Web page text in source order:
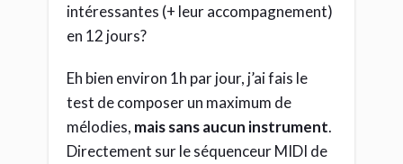
intéressantes (+ leur accompagnement)
en 12 jours?
Eh bien environ 1h par jour, j’ai fais le
test de composer un maximum de
mélodies, mais sans aucun instrument.
Directement sur le séquenceur MIDI de